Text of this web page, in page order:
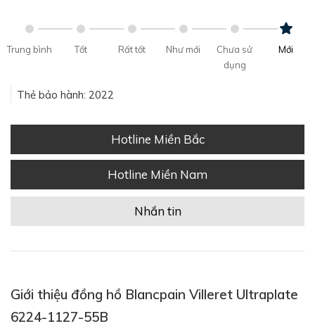
Trung bình Tốt Rất tốt Như mới
Chưa sử
dụng
Mới
Thẻ bảo hành: 2022
Hotline Miền Bắc
Hotline Miền Nam
Nhắn tin
Giới thiệu đồng hồ Blancpain Villeret Ultraplate
6224-1127-55B